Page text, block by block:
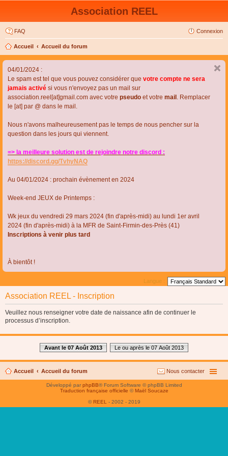
Association REEL
FAQ Connexion
Accueil Accueil du forum
04/01/2024 :
Le spam est tel que vous pouvez considérer que votre compte ne sera
jamais activé si vous n'envoyez pas un mail sur
association.reel[at]gmail.com avec votre pseudo et votre mail . Remplacer
le [at] par @ dans le mail.
Nous n'avons malheureusement pas le temps de nous pencher sur la
question dans les jours qui viennent.
=> la meilleure solution est de rejoindre notre discord :
https://discord.gg/TvhyNAQ
Au 04/01/2024 : prochain évènement en 2024
Week-end JEUX de Printemps :
Wk jeux du vendredi 29 mars 2024 (fin d'après-midi) au lundi 1er avril
2024 (fin d'après-midi) à la MFR de Saint-Firmin-des-Près (41)
Inscriptions à venir plus tard
À bientôt !
Langue :
Association REEL - Inscription
Veuillez nous renseigner votre date de naissance afin de continuer le
processus d’inscription.
Avant le 07 Août 2013 Le ou après le 07 Août 2013
Accueil Accueil du forum Nous contacter
Développé parphpBB® Forum Software © phpBB Limited
Traduction française officielle © Maël Soucaze
© REEL - 2002 - 2019